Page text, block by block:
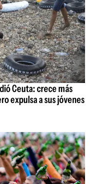
Ceuta: crece más
expulsa a sus jóvenes